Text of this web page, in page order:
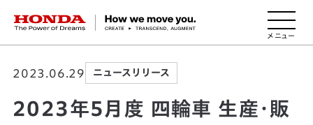
HONDA The Power of Dreams
2023.06.29 ニュースリリース
2023年5月度 四輪車 生産・販